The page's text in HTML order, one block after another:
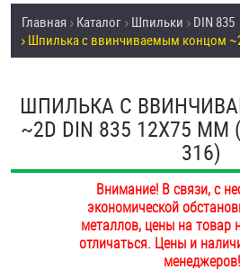
УСЛУГИ
СКИДКИ
ОПТ
ПОКУПАТЕЛЯМ
ОПЛАТА И ДОСТАВКА
НАШИ МАГАЗИНЫ
Товары со скидкой
Анкеры
Антивандальный крепёж,
Главная Каталог Шпильки
DIN 835
Шпилька c ввинчиваемым концом
ШПИЛЬКА C
~2D DIN 835 12Х75 ММ
316)
Внимание! В связи, с
экономической
металлов, цены на товар
отличаться. Цены и
менеджеров!